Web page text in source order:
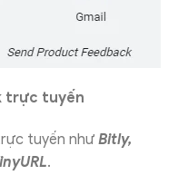
trực tuyến
tuyến như Bitly,
.